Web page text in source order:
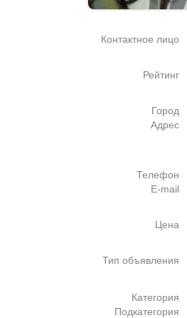
Контактное лицо
Рейтинг
Город
Адрес
Телефон
E-mail
Цена
Тип объявления
Категория
Подкатегория